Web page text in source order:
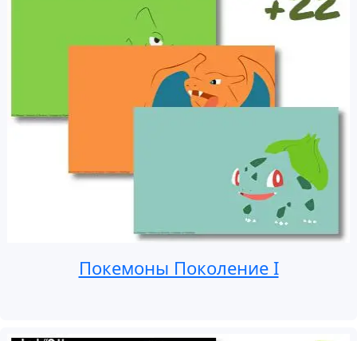
Покемоны Поколение I